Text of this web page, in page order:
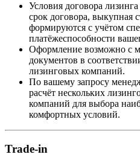
Условия договора
срок договора, выкупная
формируются с учётом
платёжеспособности
Оформление возможно с
документов в
лизинговых компаний.
По вашему запросу
расчёт нескольких
компаний для выбора
комфортных условий.
Trade-in